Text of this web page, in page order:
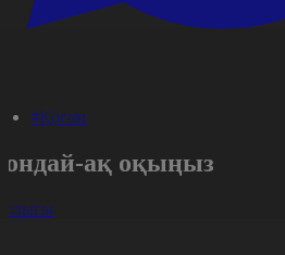
#Қоғам
ақ оқыңыз